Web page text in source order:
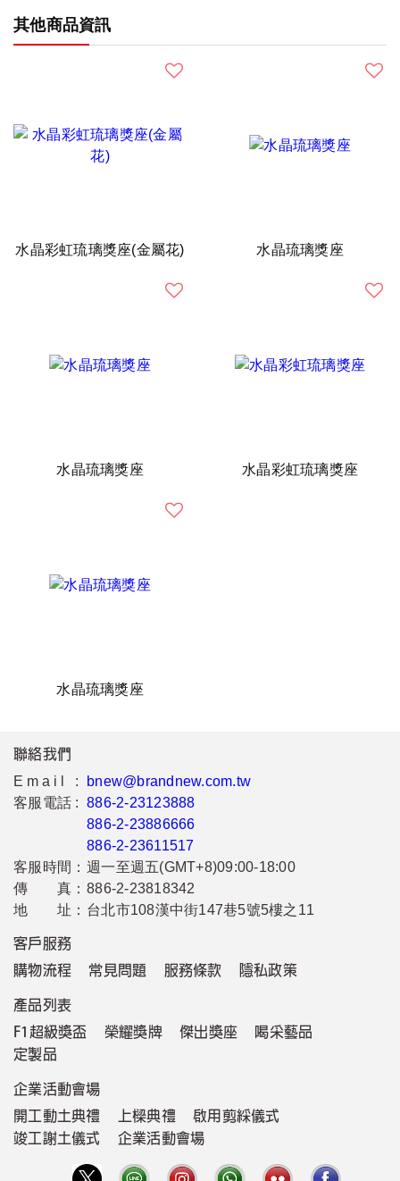
其他商品資訊
水晶彩虹琉璃獎座(金屬花) 水晶琉璃獎座
水晶琉璃獎座 水晶彩虹琉璃獎座
水晶琉璃獎座
聯絡我們
Email :
bnew@brandnew.com.tw
客服電話 : 886-2-23123888
886-2-23886666
886-2-23611517
客服時間： 週一至週五(GMT+8)09:00-18:00
傳 真： 886-2-23818342
地 址： 台北市108漢中街147巷5號5樓之11
客戶服務
購物流程
常見問題 服務條款 隱私政策
產品列表
F1超級獎盃
榮耀獎牌 傑出獎座
喝采藝品
定製品
企業活動會場
開工動土典禮
上樑典禮
啟用剪綵儀式
竣工謝土儀式
企業活動會場